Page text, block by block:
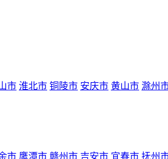
市 淮北市 铜陵市 安庆市 黄山市 滁州
市 鹰潭市 赣州市 吉安市 宜春市 抚州